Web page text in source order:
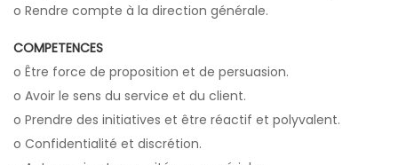
o Rendre compte à la direction générale.
COMPETENCES
o Être force de proposition et de persuasion.
o Avoir le sens du service et du client.
o Prendre des initiatives et être réactif et polyvalent.
o Confidentialité et discrétion.